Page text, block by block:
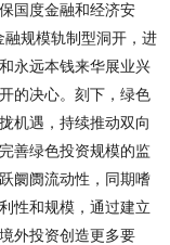
国度金融和经济安
融规模轨制型洞开，进
永远本钱来华展业兴
的决心。刻下，绿色
机遇，持续推动双向
善绿色投资规模的监
阛阓流动性，同期嗜
性和规模，通过建立
外投资创造更多要